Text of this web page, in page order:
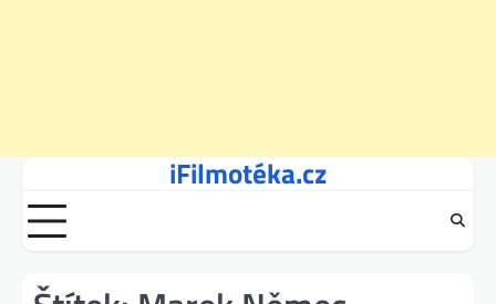
content
iFilmotéka.cz